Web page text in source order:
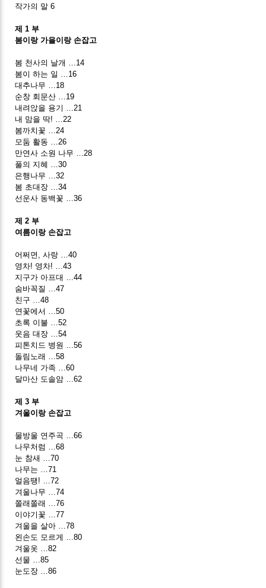
작가의 말 6
제 1 부
봄이랑 가을이랑 손잡고
봄 천사의 날개 …14
봄이 하는 일 …16
대추나무 …18
순창 회문산 …19
내려앉을 용기 …21
내 맘을 딱! …22
봄까치꽃 …24
모둠 활동 …26
만연사 소원 나무 …28
풀의 지혜 …30
은행나무 …32
봄 초대장 …34
선운사 동백꽃 …36
제 2 부
여름이랑 손잡고
어쩌면, 사랑 …40
영차! 영차! …43
지구가 아프대 …44
숨바꼭질 …47
친구 …48
연꽃에서 …50
초록 이불 …52
웃음 대장 …54
피톤치드 병원 …56
돌림노래 …58
나무네 가족 …60
달마산 도솔암 …62
제 3 부
겨울이랑 손잡고
물방울 연주곡 …66
나무처럼 …68
눈 참새 …70
나무는 …71
얼음땡! …72
겨울나무 …74
쫄래쫄래 …76
이야기꽃 …77
겨울을 살아 …78
왼손도 모르게 …80
겨울옷 …82
선물 …85
눈도장 …86